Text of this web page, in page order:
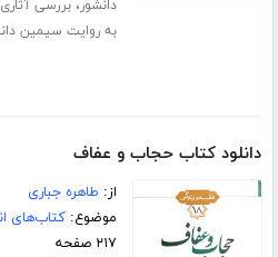
دانشور،بررسی
به روایت سیمین
دانلود کتاب حجاب و عفاف
از: طاهره جباری
موضوع:کتاب‌های
۲۱۷ صفحه